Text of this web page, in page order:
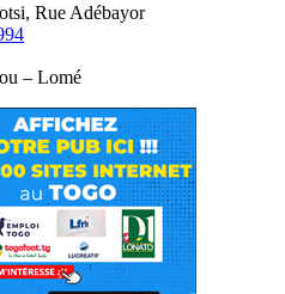
Rue Adébayor
– Lomé